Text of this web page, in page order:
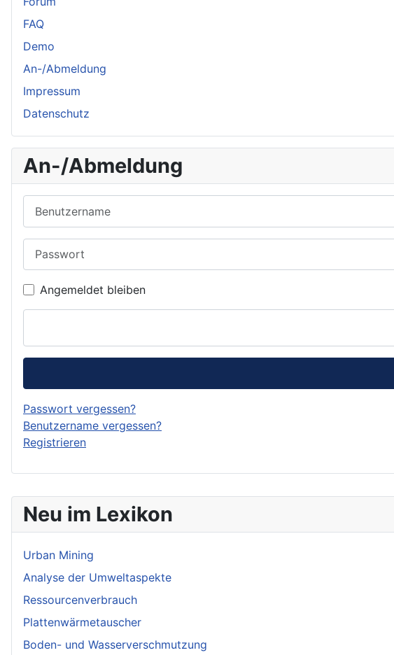
Neu im Lexikon
Urban Mining
Analyse der Umweltaspekte
Ressourcenverbrauch
Plattenwärmetauscher
Boden- und Wasserverschmutzung
FAQ
Demo
An-/Abmeldung
Impressum
Datenschutz
An-/Abmeldung
Angemeldet bleiben
Passwort vergessen?
Benutzername vergessen?
Registrieren